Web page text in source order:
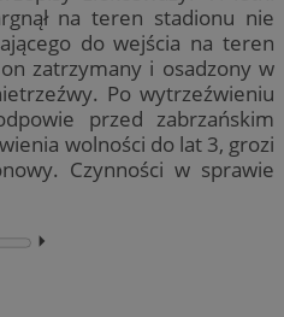
na teren stadionu nie
do wejścia na teren
zatrzymany i osadzony w
Po wytrzeźwieniu
przed zabrzańskim
wolności do lat 3, grozi
Czynności w sprawie
⏵︎